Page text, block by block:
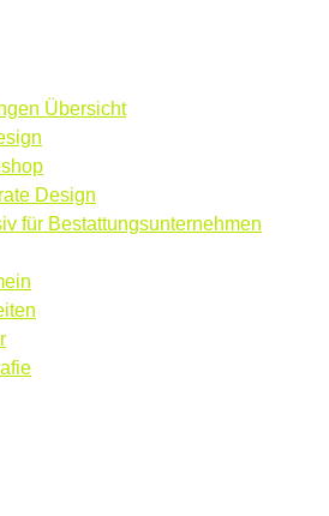
Übersicht
Design
für Bestattungsunternehmen